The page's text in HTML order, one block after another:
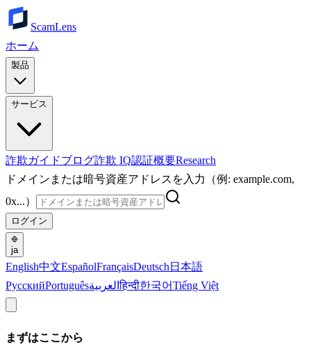
ScamLens
ホーム
製品
サービス
詐欺ガイドブログ詐欺 IQ認証概要Research
ドメインまたは暗号資産アドレスを入力（例: example.com,
0x...）
ログイン
ja
English中文EspañolFrançaisDeutsch 日本語
РусскийPortuguêsالعربيةहिन्दी한국어Tiếng Việt
まずはここから